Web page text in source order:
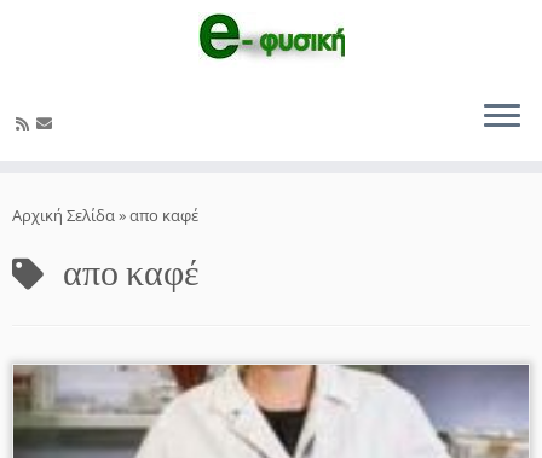
στο
Αρχική Σελίδα»απο καφέ
απο καφέ